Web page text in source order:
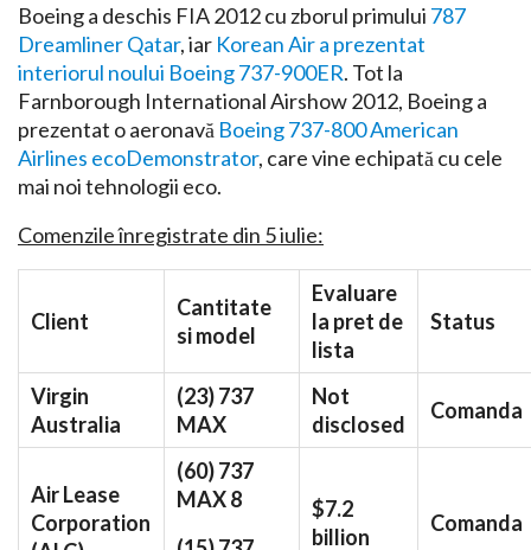
Boeing a deschis FIA 2012 cu zborul primului 787
Dreamliner Qatar, iar Korean Air a prezentat
interiorul noului Boeing 737-900ER. Tot la
Farnborough International Airshow 2012, Boeing a
prezentat o aeronavă Boeing 737-800 American
Airlines ecoDemonstrator, care vine echipată cu cele
mai noi tehnologii eco.
Comenzile înregistrate din 5 iulie:
Client
Cantitate
si model
Evaluare
la pret de
lista
Status
Virgin
Australia
(23) 737
MAX
Not
disclosed
Comanda
Air Lease
Corporation
(60) 737
MAX 8
$7.2
billion
Comanda